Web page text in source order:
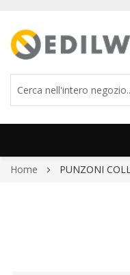
Salta
Home PUNZONI